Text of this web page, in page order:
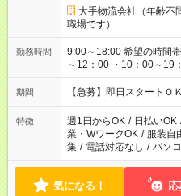
大手物流会社（年齢不
職場です）
勤務時間
9:00～18:00 希望の時間帯を選べます！ ＜シフト例＞ ・8：30
～12：00 ・10：00～19
22：00 ・22：00～翌6：
期間 【急募】即日スタート
特徴 週1日からOK / 日払いOK
業・WワークOK / 服装自
集 / 電話対応なし / パソ
気になる！ 応